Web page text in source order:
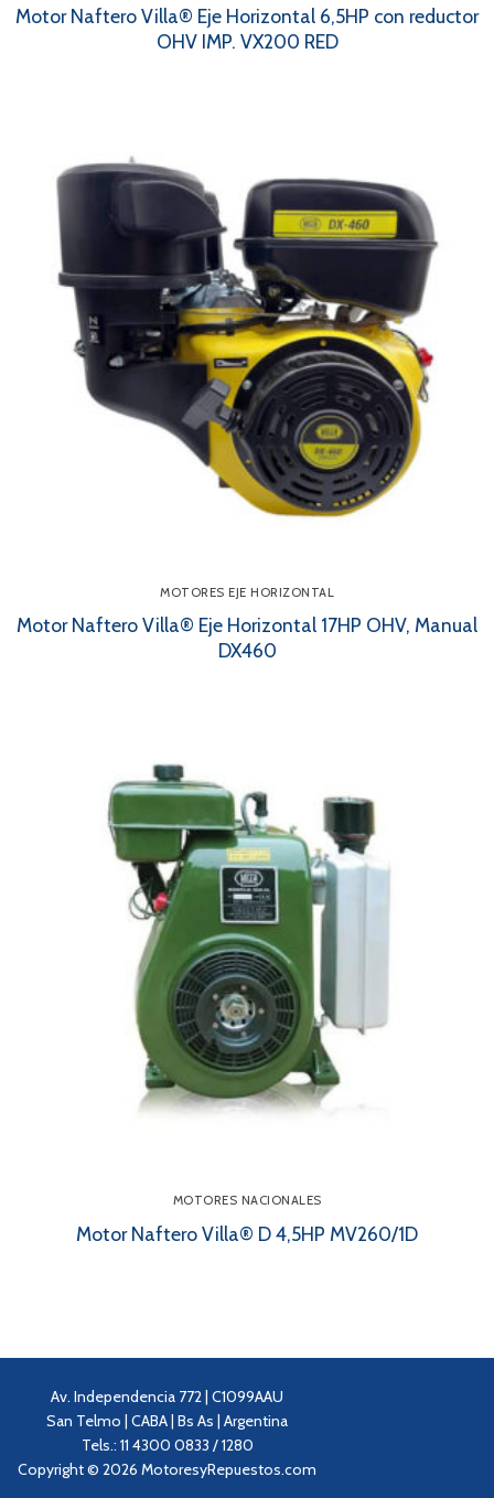
Motor Naftero Villa® Eje Horizontal 6,5HP con reductor
OHV IMP. VX200 RED
MOTORES EJE HORIZONTAL
Motor Naftero Villa® Eje Horizontal 17HP OHV, Manual
DX460
MOTORES NACIONALES
Motor Naftero Villa® D 4,5HP MV260/1D
Av. Independencia 772 | C1099AAU
San Telmo | CABA | Bs As | Argentina
Tels.: 11 4300 0833 / 1280
Copyright © 2026 MotoresyRepuestos.com